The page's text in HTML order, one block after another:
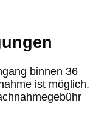
binnen 36
ist möglich.